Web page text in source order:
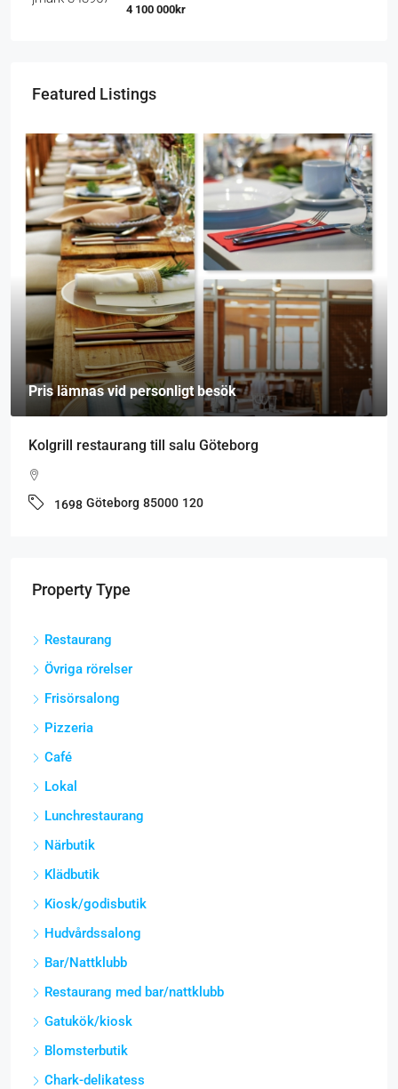
4 100 000kr
Featured Listings
Pris lämnas vid personligt besök
Kolgrill restaurang till salu Göteborg
1698 Göteborg 85000 120
Property Type
Restaurang
Övriga rörelser
Frisörsalong
Pizzeria
Café
Lokal
Lunchrestaurang
Närbutik
Klädbutik
Kiosk/godisbutik
Hudvårdssalong
Bar/Nattklubb
Restaurang med bar/nattklubb
Gatukök/kiosk
Blomsterbutik
Chark-delikatess